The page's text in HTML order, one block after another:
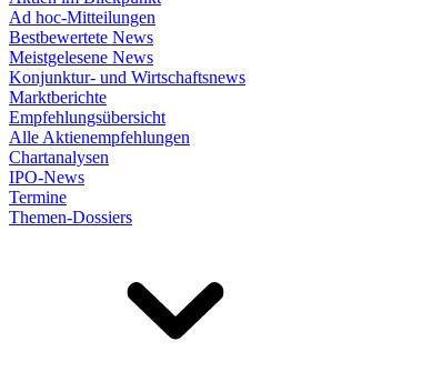
Ad hoc-Mitteilungen
Bestbewertete News
Meistgelesene News
Konjunktur- und Wirtschaftsnews
Marktberichte
Empfehlungsübersicht
Alle Aktienempfehlungen
Chartanalysen
IPO-News
Termine
Themen-Dossiers